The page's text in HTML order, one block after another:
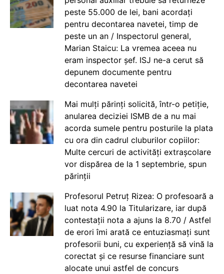
peste 55.000 de lei, bani acordați
pentru decontarea navetei, timp de
peste un an / Inspectorul general,
Marian Staicu: La vremea aceea nu
eram inspector șef. ISJ ne-a cerut să
depunem documente pentru
decontarea navetei
Mai mulți părinți solicită, într-o petiție,
anularea deciziei ISMB de a nu mai
acorda sumele pentru posturile la plata
cu ora din cadrul cluburilor copiilor:
Multe cercuri de activități extrașcolare
vor dispărea de la 1 septembrie, spun
părinții
Profesorul Petruț Rizea: O profesoară a
luat nota 4.90 la Titularizare, iar după
contestații nota a ajuns la 8.70 / Astfel
de erori îmi arată ce entuziasmați sunt
profesorii buni, cu experiență să vină la
corectat și ce resurse financiare sunt
alocate unui astfel de concurs